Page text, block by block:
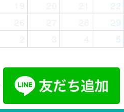
22
29
5